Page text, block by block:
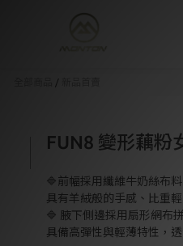
/
FUN8 變形藕粉
🔷前幅採用纖維牛奶絲布料
具有羊絨般的手感、比重
🔷 腋下側邊採用扇形網布
具備高彈性與輕薄特性，